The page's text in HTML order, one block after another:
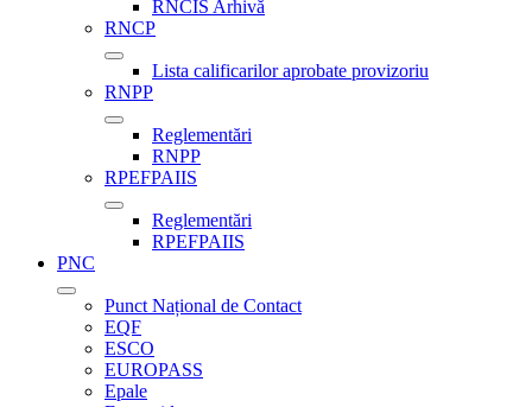
RNCIS Arhivă
RNCP
Lista calificarilor aprobate provizoriu
RNPP
Reglementări
RNPP
RPEFPAIIS
Reglementări
RPEFPAIIS
PNC
Punct Național de Contact
EQF
ESCO
EUROPASS
Epale